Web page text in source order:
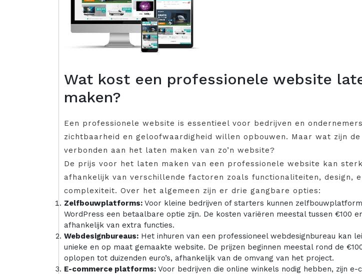
Wat kost een professionele website
maken?
Een professionele website is essentieel voor bedrijven en
zichtbaarheid en geloofwaardigheid willen opbouwen. Maar wat zijn
verbonden aan het laten maken van zo’n website?
De prijs voor het laten maken van een professionele website kan
afhankelijk van verschillende factoren zoals functionaliteiten, design,
complexiteit. Over het algemeen zijn er drie gangbare opties:
Zelfbouwplatforms: Voor kleine bedrijven of starters kunnen
WordPress een betaalbare optie zijn. De kosten variëren meestal tussen €100
afhankelijk van extra functies.
Webdesignbureaus: Het inhuren van een professioneel webdesignbureau kan
unieke en op maat gemaakte website. De prijzen beginnen meestal rond de
oplopen tot duizenden euro’s, afhankelijk van de omvang van het project.
E-commerce platforms: Voor bedrijven die online winkels nodig hebben, zijn e-